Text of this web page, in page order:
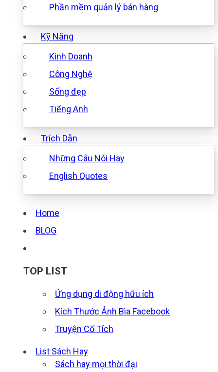
Phần mềm quản lý bán hàng
Kỹ Năng
Kinh Doanh
Công Nghệ
Sống đẹp
Tiếng Anh
Trích Dẫn
Những Câu Nói Hay
English Quotes
Home
BLOG
TOP LIST
Ứng dụng di động hữu ích
Kích Thước Ảnh Bìa Facebook
Truyện Cổ Tích
List Sách Hay
Sách hay mọi thời đại